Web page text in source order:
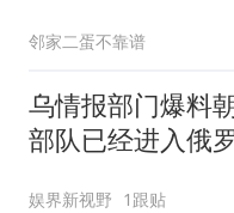
邻家二蛋不靠谱
乌情报部门爆料
部队已经进入俄
娱界新视野 1跟贴